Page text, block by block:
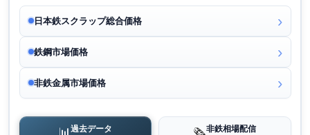
日本鉄スクラップ総合価格
鉄鋼市場価格
非鉄金属市場価格
過去データ 非鉄相場配信